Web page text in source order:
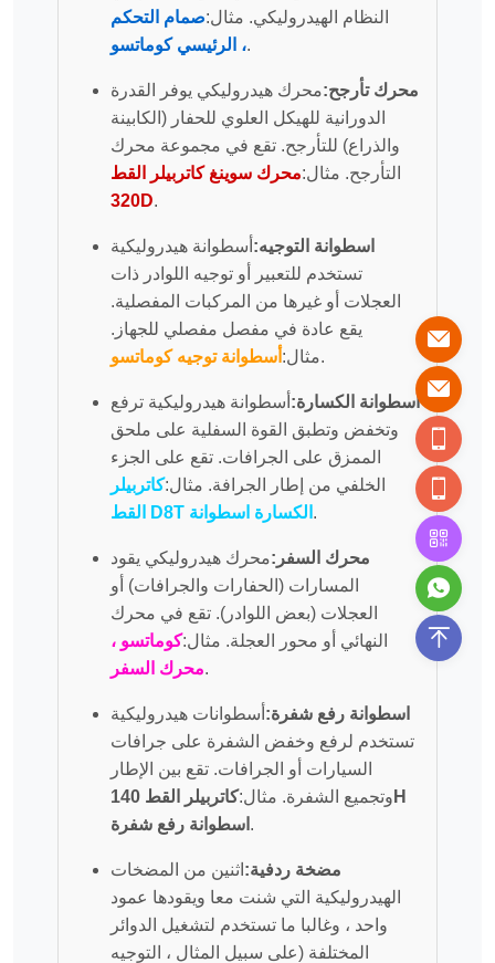
النظام الهيدروليكي. مثال:صمام التحكم
الرئيسي كوماتسو ،.
محرك تأرجح:محرك هيدروليكي يوفر القدرة
الدورانية للهيكل العلوي للحفار (الكابينة
والذراع) للتأرجح. تقع في مجموعة محرك
التأرجح. مثال:محرك سوينغ كاتربيلر القط
320D.
اسطوانة التوجيه: أسطوانة هيدروليكية
تستخدم للتعبير أو توجيه اللوادر ذات
العجلات أو غيرها من المركبات المفصلية.
يقع عادة في مفصل مفصلي للجهاز.
مثال: أسطوانة توجيه كوماتسو .
أسطوانة الكسارة: أسطوانة هيدروليكية ترفع
وتخفض وتطبق القوة السفلية على ملحق
الممزق على الجرافات. تقع على الجزء
الخلفي من إطار الجرافة. مثال:كاتربيلر
القط D8T الكسارة اسطوانة .
محرك السفر:محرك هيدروليكي يقود
المسارات (الحفارات والجرافات) أو
العجلات (بعض اللوادر). تقع في محرك
النهائي أو محور العجلة. مثال:كوماتسو ،
محرك السفر.
اسطوانة رفع شفرة: أسطوانات هيدروليكية
تستخدم لرفع وخفض الشفرة على جرافات
السيارات أو الجرافات. تقع بين الإطار
وتجميع الشفرة. مثال:
كاتربيلر القط 140H
اسطوانة رفع شفرة .
مضخة ردفية: اثنين من المضخات
الهيدروليكية التي شنت معا ويقودها عمود
واحد ، وغالبا ما تستخدم لتشغيل الدوائر
المختلفة (على سبيل المثال ، التوجيه